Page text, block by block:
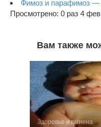
Фимоз и парафимоз —
Просмотрено: 0 раз 4
Вам также
Здоровье и гигиена